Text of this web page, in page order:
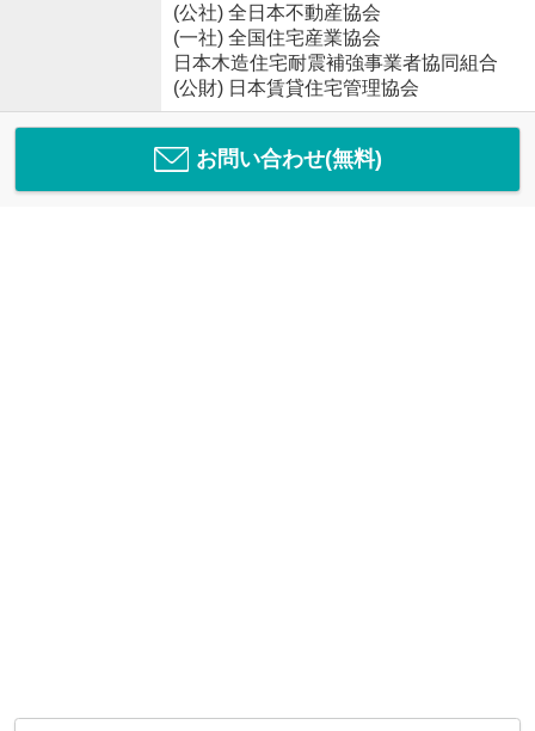
(公社) 全日本不動産協会
(一社) 全国住宅産業協会
日本木造住宅耐震補強事業者協同組合
(公財) 日本賃貸住宅管理協会
お問い合わせ(無料)